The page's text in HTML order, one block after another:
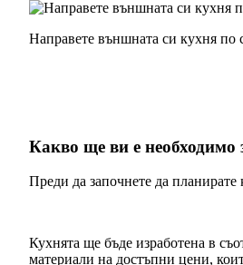
Направете външната си кухня по
Какво ще ви е
Преди да започнете да планирате
Кухнята ще бъде изработена в
материали на достъпни цени,